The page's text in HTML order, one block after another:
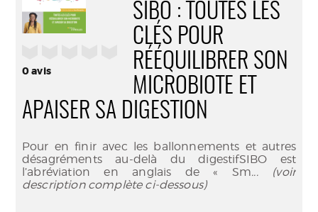
0avis
SIBO : TOUTES LES
CLÉS POUR
RÉÉQUILIBRER SON
MICROBIOTE ET
APAISER SA DIGESTION
Pour en finir avec les ballonnements et autres
désagréments au-delà du digestifSIBO est
l’abréviation en anglais de « Sm... (voir
description complète ci-dessous)